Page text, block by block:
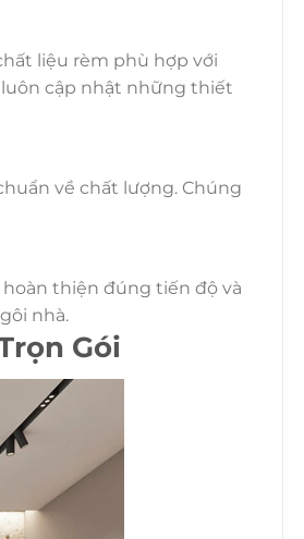
liệu rèm phù hợp với
cập nhật những thiết
về chất lượng. Chúng
thiện đúng tiến độ và
nhà.
Gói